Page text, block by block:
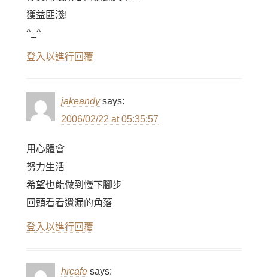
獲益匪淺!
^_^
登入以進行回覆
jakeandy says:
2006/02/22 at 05:35:57
用心體會
努力生活
希望也能做到慢下腳步
回頭看看遺漏的角落
登入以進行回覆
hrcafe says: